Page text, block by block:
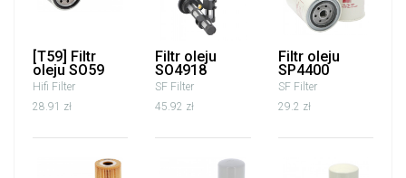
[T59] Filtr
oleju SO59
Hifi Filter
28.91 zł
Filtr oleju
SO4918
SF Filter
45.92 zł
Filtr oleju
SP4400
SF Filter
29.2 zł